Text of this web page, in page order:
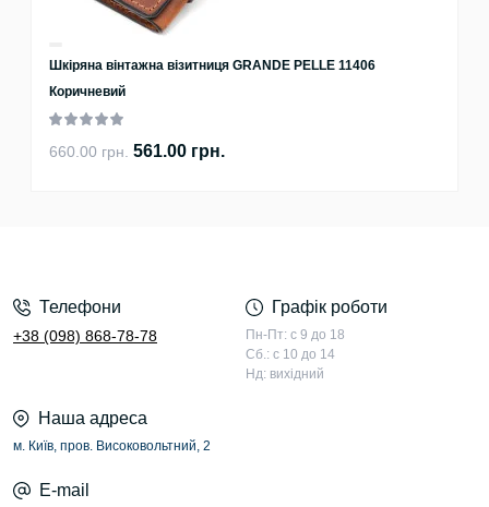
Шкіряна вінтажна візитниця GRANDE PELLE 11406
Коричневий
660.00 грн. 561.00 грн.
Телефони
+38 (098) 868-78-78
Графік роботи
Пн-Пт: с 9 до 18
Сб.: с 10 до 14
Нд: вихідний
Наша адреса
м. Київ, пров. Високовольтний, 2
E-mail